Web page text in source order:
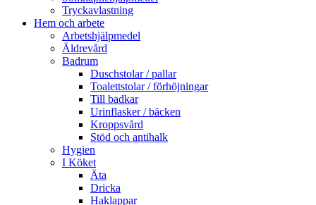
Tryckavlastning
Hem och arbete
Arbetshjälpmedel
Äldrevård
Badrum
Duschstolar / pallar
Toalettstolar / förhöjningar
Till badkar
Urinflasker / bäcken
Kroppsvård
Stöd och antihalk
Hygien
I Köket
Äta
Dricka
Haklappar